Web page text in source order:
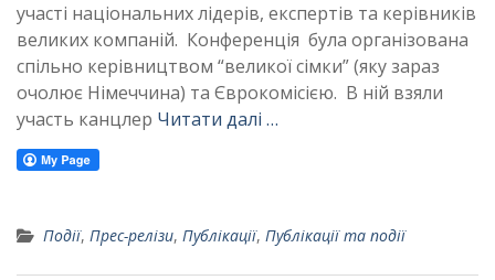
участі національних лідерів, експертів та керівників
великих компаній. Конференція була організована
спільно керівництвом “великої сімки” (яку зараз
очолює Німеччина) та Єврокомісією. В ній взяли
участь канцлер Читати далі …
Події, Прес-релізи, Публікації, Публікації та події